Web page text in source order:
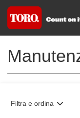
Filtra e ordina